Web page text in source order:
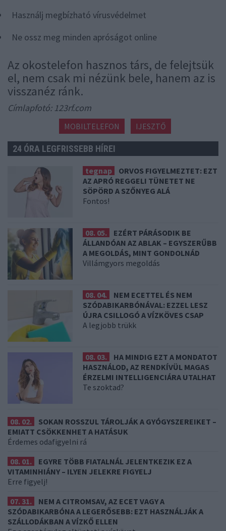
Használj megbízható vírusvédelmet
Ne ossz meg minden apróságot online
Az okostelefon hasznos társ, de felejtsük
el, nem csak mi nézünk bele, hanem az is
visszanéz ránk.
Címlapfotó: 123rf.com
MOBILTELEFON IJESZTŐ
24 ÓRA LEGFRISSEBB HÍREI
tegnap
ORVOS FIGYELMEZTET: EZT
AZ APRÓ REGGELI TÜNETET NE
SÖPÖRD A SZŐNYEG ALÁ
Fontos!
08. 05.
EZÉRT PÁRÁSODIK BE
ÁLLANDÓAN AZ ABLAK – EGYSZERŰBB
A MEGOLDÁS, MINT GONDOLNÁD
Villámgyors megoldás
08. 04.
NEM ECETTEL ÉS NEM
SZÓDABIKARBÓNÁVAL: EZZEL LESZ
ÚJRA CSILLOGÓ A VÍZKÖVES CSAP
A legjobb trükk
08. 03.
HA MINDIG EZT A MONDATOT
HASZNÁLOD, AZ RENDKÍVÜL MAGAS
ÉRZELMI INTELLIGENCIÁRA UTALHAT
Te szoktad?
08. 02.
SOKAN ROSSZUL TÁROLJÁK A GYÓGYSZEREIKET –
EMIATT CSÖKKENHET A HATÁSUK
Érdemes odafigyelni rá
08. 01.
EGYRE TÖBB FIATALNÁL JELENTKEZIK EZ A
VITAMINHIÁNY – ILYEN JELEKRE FIGYELJ
Erre figyelj!
07. 31.
NEM A CITROMSAV, AZ ECET VAGY A
SZÓDABIKARBÓNA A LEGERŐSEBB: EZT HASZNÁLJÁK A
SZÁLLODÁKBAN A VÍZKŐ ELLEN